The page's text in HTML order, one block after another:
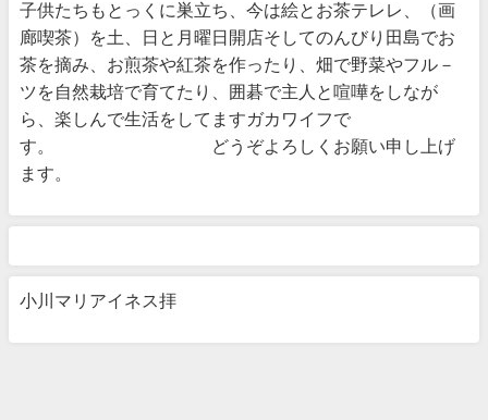
子供たちもとっくに巣立ち、今は絵とお茶テレレ、（画
廊喫茶）を土、日と月曜日開店そしてのんびり田島でお
茶を摘み、お煎茶や紅茶を作ったり、畑で野菜やフル－
ツを自然栽培で育てたり、囲碁で主人と喧嘩をしなが
ら、楽しんで生活をしてますガカワイフで
す。 どうぞよろしくお願い申し上げ
ます。
小川マリアイネス拝